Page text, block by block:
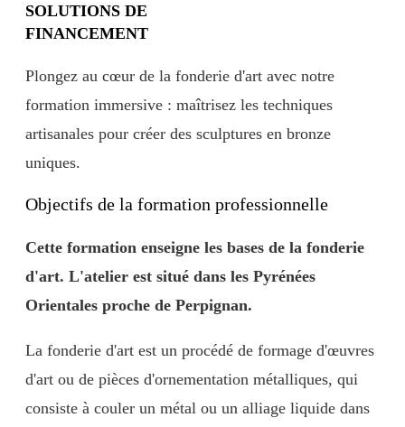
SOLUTIONS DE
FINANCEMENT
Plongez au cœur de la fonderie d'art avec notre
formation immersive : maîtrisez les techniques
artisanales pour créer des sculptures en bronze
uniques.
Objectifs de la formation professionnelle
Cette formation enseigne les bases de la fonderie
d'art. L'atelier est situé dans les Pyrénées
Orientales proche de Perpignan.
La fonderie d'art est un procédé de formage d'œuvres
d'art ou de pièces d'ornementation métalliques, qui
consiste à couler un métal ou un alliage liquide dans